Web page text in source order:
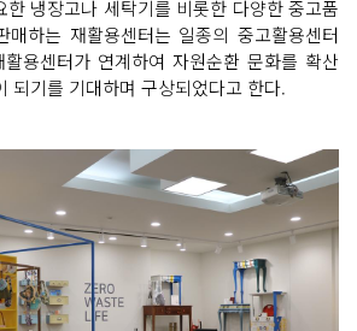
냉장고나 세탁기를 비롯한 다양한 중고품
하는 재활용센터는 일종의 중고활용센터
용센터가 연계하여 자원순환 문화를 확산
되기를 기대하며 구상되었다고 한다.